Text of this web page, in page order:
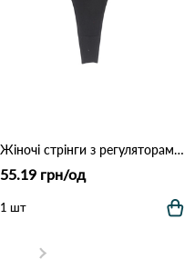
Жіночі стрінги з регуляторами 1501 Чорний
55.19 грн/од
1 шт